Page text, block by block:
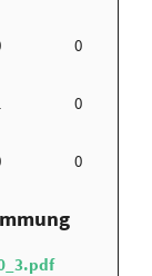
0
0
0